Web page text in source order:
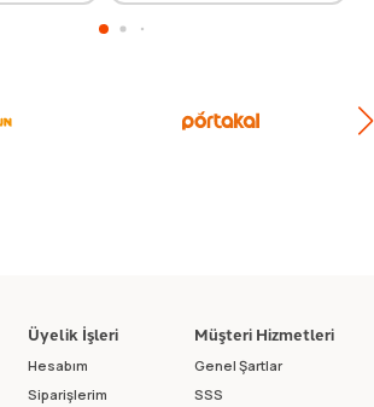
Üyelik İşleri
Hesabım
Siparişlerim
Müşteri Hizmetleri
Genel Şartlar
SSS